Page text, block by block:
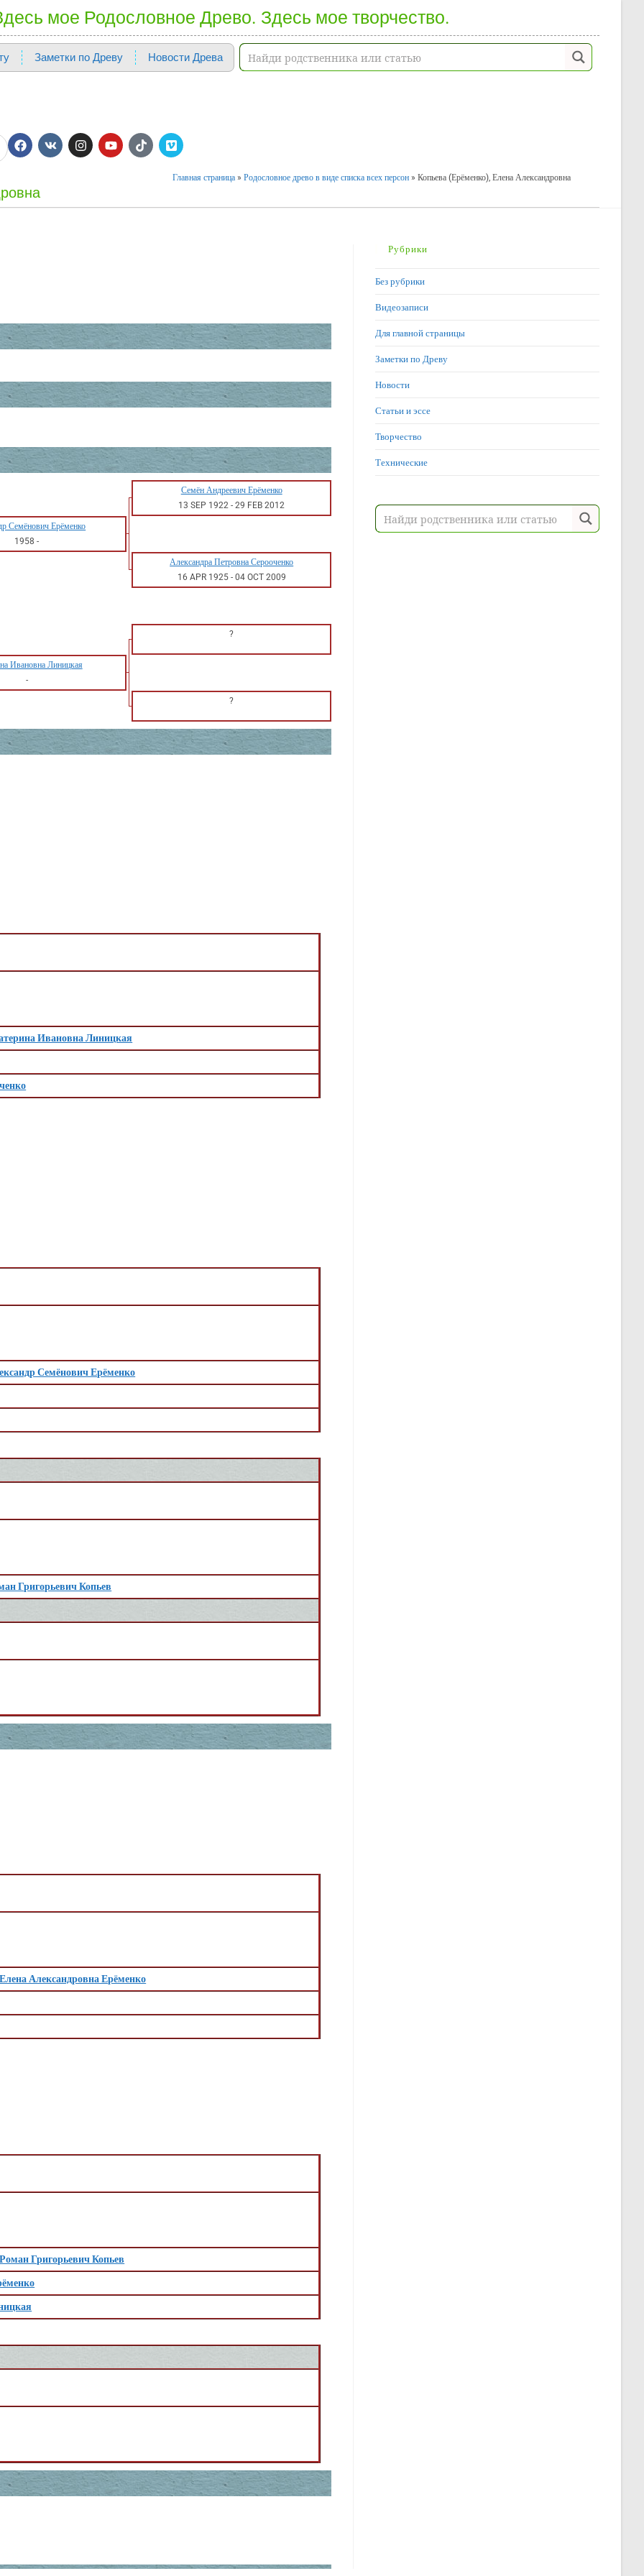
мое Родословное Древо. Здесь мое творчество.
Заметки по Древу Новости Древа
Главная страница » Родословное древо в виде списка всех персон » Копьева (Ерёменко), Елена Александровна
Семён Андреевич Ерёменко
13 SEP 1922 -29 FEB 2012
Семёнович Ерёменко
1958 -
Александра Петровна Серооченко
16 APR 1925- 04 OCT 2009
?
Ивановна Линицкая
-
?
Ивановна Линицкая
Семёнович Ерёменко
Григорьевич Копьев
Елена Александровна Ерёменко
Роман Григорьевич Копьев
Рубрики
Без рубрики
Видеозаписи
Для главной страницы
Заметки по Древу
Новости
Статьи и эссе
Творчество
Технические